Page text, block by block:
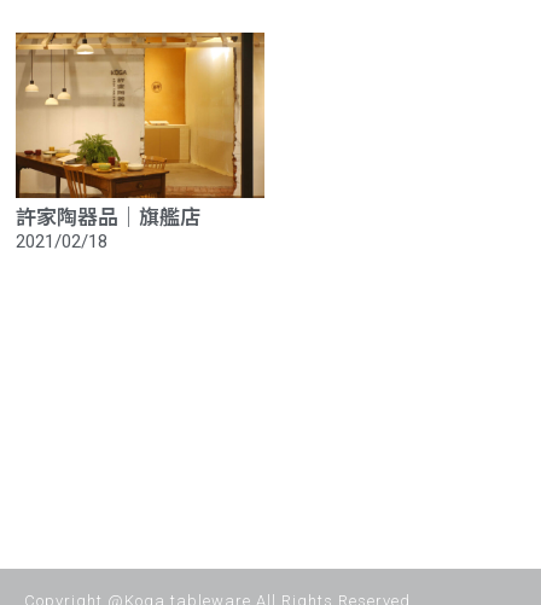
許家陶器品│旗艦店
2021/02/18
Copyright @Koga tableware All Rights Reserved.